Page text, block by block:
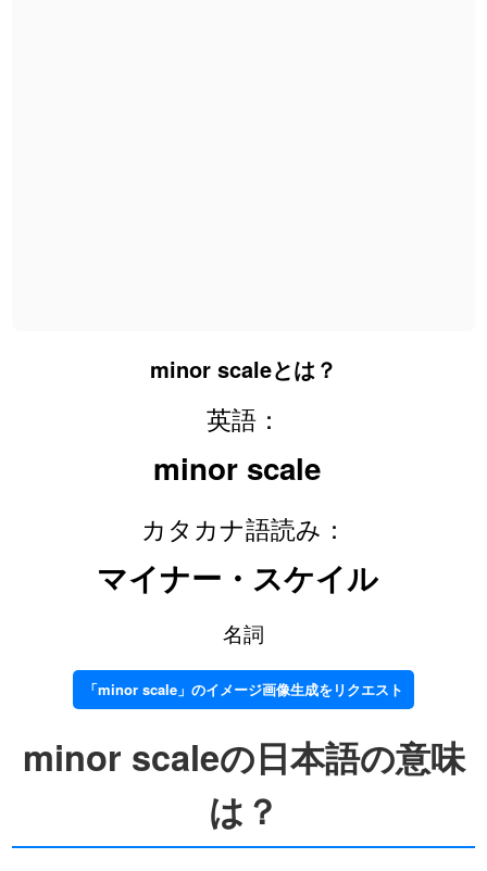
minor scaleとは？
英語：
minor scale
カタカナ語読み：
マイナー・スケイル
名詞
「minor scale」のイメージ画像生成をリクエスト
minor scaleの日本語の意味
は？